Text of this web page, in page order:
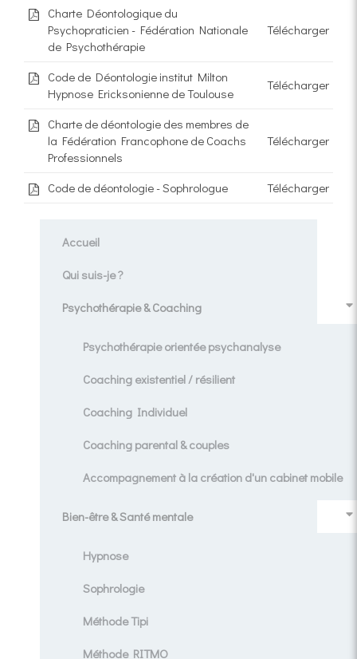
Charte Déontologique du
Psychopraticien - Fédération Nationale
de Psychothérapie
Télécharger
Code de Déontologie institut Milton
Hypnose Ericksonienne de Toulouse
Télécharger
Charte de déontologie des membres de
la Fédération Francophone de Coachs
Professionnels
Télécharger
Code de déontologie - Sophrologue Télécharger
Accueil
Qui suis-je ?
Psychothérapie & Coaching
Psychothérapie orientée psychanalyse
Coaching existentiel / résilient
Coaching Individuel
Coaching parental & couples
Accompagnement à la création d'un cabinet mobile
Bien-être & Santé mentale
Hypnose
Sophrologie
Méthode Tipi
Méthode RITMO